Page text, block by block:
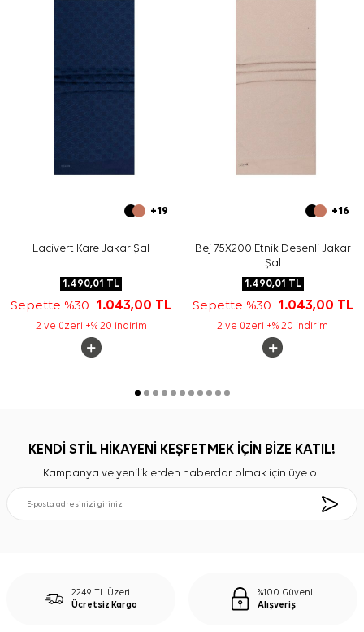
Aker İpek Eşarp
Şampuanı kullanabilirsiniz.
Deseni sade kombinlerde kullanılabilir mi?
+19
Lacivert Kare Jakar Şal
1.490,01 TL
Sepette %30 1.043,00 TL
2 ve üzeri +% 20 indirim
+16
Bej 75X200 Etnik Desenli Jakar
Şal
1.490,01 TL
Sepette %30 1.043,00 TL
2 ve üzeri +% 20 indirim
KENDİ STİL HİKAYENİ KEŞFETMEK İÇİN BİZE KATIL!
Kampanya ve yeniliklerden haberdar olmak için üye ol.
2249 TL Üzeri
Ücretsiz Kargo
%100 Güvenli
Alışveriş